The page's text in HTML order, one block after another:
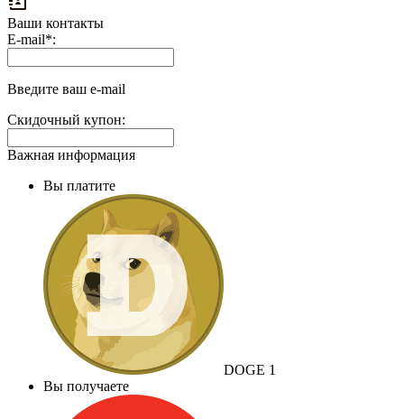
Ваши контакты
Выплаты
доп.
поле:
E-mail*:
Введите ваш e-mail
Скидочный купон:
Важная информация
Вы платите
DOGE 1
Вы получаете